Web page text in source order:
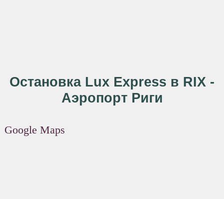
Остановка Lux Express в RIX -
Аэропорт Риги
Google Maps